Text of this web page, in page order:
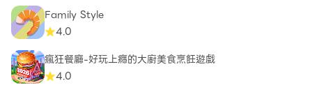
Family Style
4.0
瘋狂餐廳-好玩上癮的大廚美食烹飪遊戲
4.0